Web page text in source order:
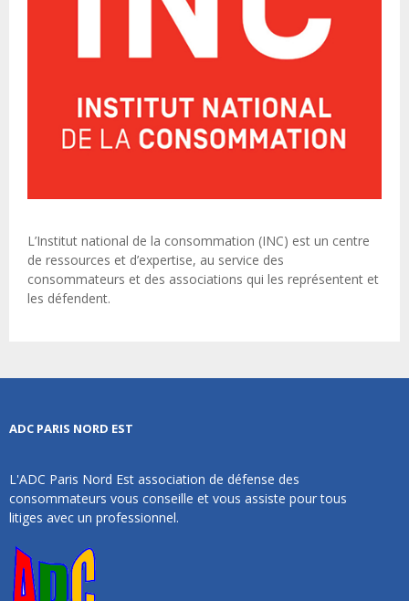
L’Institut national de la consommation (INC) est un centre
de ressources et d’expertise, au service des
consommateurs et des associations qui les représentent et
les défendent.
ADC PARIS NORD EST
L'ADC Paris Nord Est association de défense des
consommateurs vous conseille et vous assiste pour tous
litiges avec un professionnel.